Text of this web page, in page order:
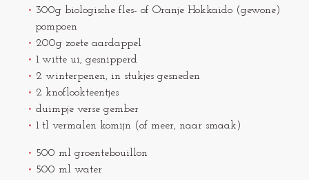
300g biologische fles- of Oranje Hokkaido (gewone)
pompoen
200g zoete aardappel
1 witte ui, gesnipperd
2 winterpenen, in stukjes gesneden
2 knoflookteentjes
duimpje verse gember
1 tl vermalen komijn (of meer, naar smaak)
500 ml groentebouillon
500 ml water